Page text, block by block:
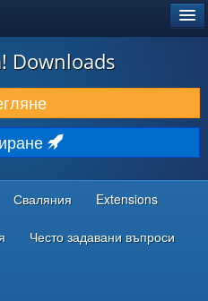
Downloads
Сваляния Extensions
Често задавани въпроси